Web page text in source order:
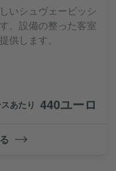
いシュヴェービッシ
。設備の整った客室
供します。
あたり 440ユーロ